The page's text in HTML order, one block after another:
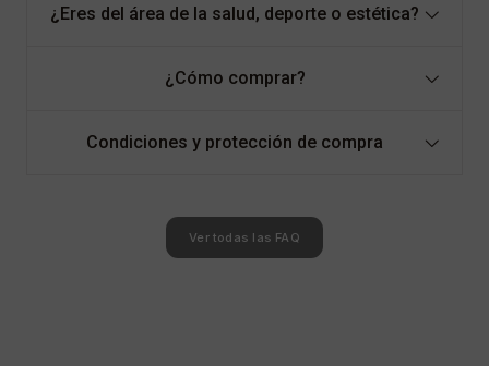
¿Eres del área de la salud, deporte o estética?
¿Cómo comprar?
Condiciones y protección de compra
Ver todas las FAQ